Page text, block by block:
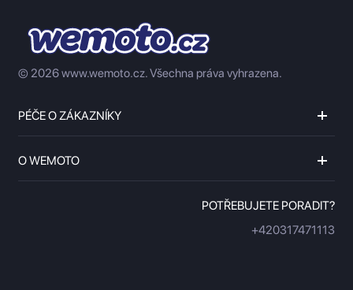
© 2026 www.wemoto.cz.Všechna práva vyhrazena.
PÉČE O ZÁKAZNÍKY
O WEMOTO
POTŘEBUJETE PORADIT?
+420317471113